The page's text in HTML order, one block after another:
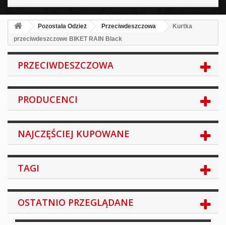
Pozostała Odzież Przeciwdeszczowa
Kurtka
przeciwdeszczowe BIKET RAIN Black
PRZECIWDESZCZOWA
PRODUCENCI
NAJCZĘŚCIEJ KUPOWANE
TAGI
OSTATNIO PRZEGLĄDANE